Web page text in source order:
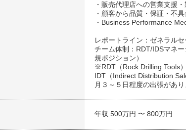
・販売代理店への営業支援
・顧客から品質・保証・不
・Business Performance
レポートライン：ゼネラル
チーム体制：RDT/IDSマネ
規ポジション）
※RDT（Rock Drilling Tools
IDT（Indirect Distribution
月３～５日程度の出張があり
年収 500万円 〜 800万円